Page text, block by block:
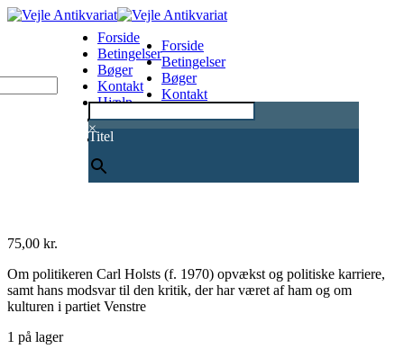
×
Titel
Forside
Betingelser
Bøger
Kontakt
Hjælp
0
Forside
Betingelser
Bøger
Kontakt
75,00 kr.
Om politikeren Carl Holsts (f. 1970) opvækst og politiske karriere,
samt hans modsvar til den kritik, der har været af ham og om
kulturen i partiet Venstre
1 på lager